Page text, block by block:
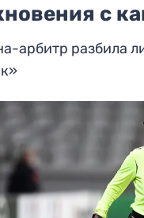
с
арбитр разбила